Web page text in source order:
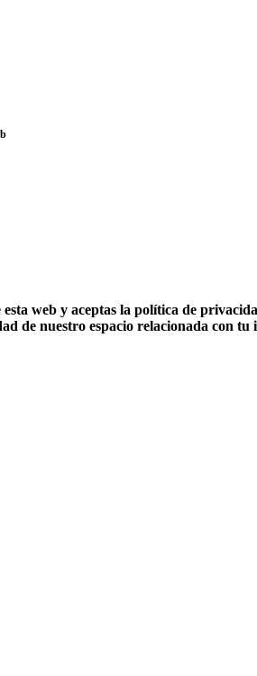
web y aceptas la política de
nuestro espacio relacionada con tu